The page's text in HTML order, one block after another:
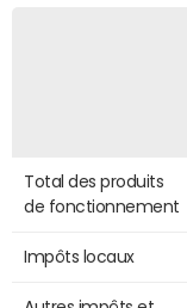
Total des produits
de fonctionnement
Impôts locaux